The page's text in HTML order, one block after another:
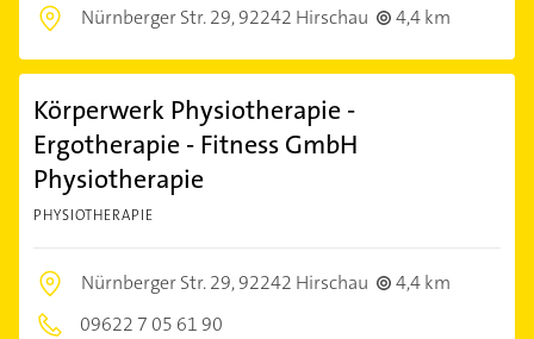
Nürnberger Str. 29,92242 Hirschau 4,4 km
Körperwerk Physiotherapie -
Ergotherapie - Fitness GmbH
Physiotherapie
PHYSIOTHERAPIE
Nürnberger Str. 29,92242 Hirschau
4,4 km
09622 7 05 61 90